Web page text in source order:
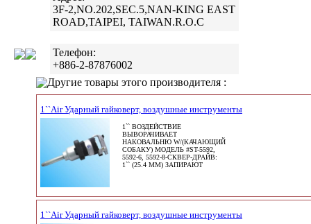
3F-2,NO.202,SEC.5,NAN-KING EAST
ROAD,TAIPEI, TAIWAN.R.O.C
Телефон:
+886-2-87876002
Другие товары этого производителя :
1``Air Ударный гайковерт, воздушные инструменты
1`` ВОЗДЕЙСТВИЕ
ВЫВОРАЧИВАЕТ
НАКОВАЛЬНЮ W/(КАЧАЮЩИЙ
СОБАКУ) МОДЕЛЬ #ST-5592,
5592-6, 5592-8-СКВЕР-ДРАЙВ:
1`` (25.4 ММ) ЗАПИРАЮТ
1``Air Ударный гайковерт, воздушные инструменты